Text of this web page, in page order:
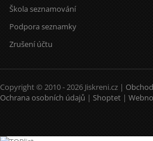
Škola seznamování
Podpora seznamky
Zrušení účtu
Copyright © 2010 - 2026 Jiskreni.cz |
Ochrana osobních údajů | Shoptet |